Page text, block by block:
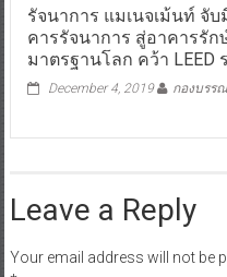
รัจนาการ แมเนจเม้นท์ จั
คารรัจนาการ สู่อาคารรั
มาตรฐานโลก คว้า LEED
December 4, 2019 กองบรร
Leave a Reply
Your email address will not be